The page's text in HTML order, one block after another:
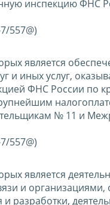
инспекцию ФНС
557@)
является
и иных услуг,
ФНС России по
№ 11 и
557@)
является
и
разработки,